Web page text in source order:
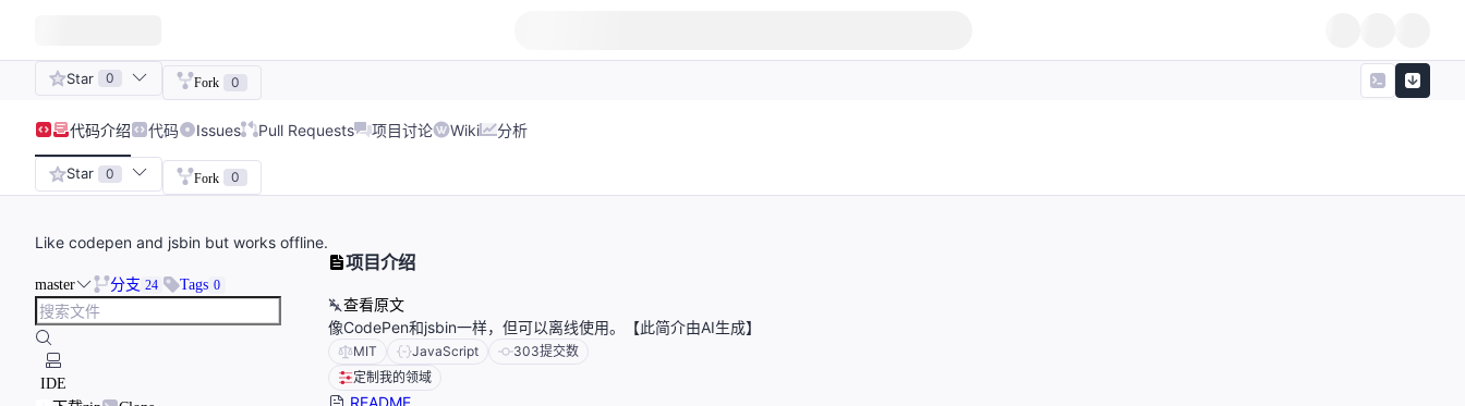
Star 0 Fork 0
代码介绍 代码 Issues Pull Requests 项目讨论 Wiki 分析
Star 0 Fork 0
Like codepen and jsbin but works offline.
master 分支 24 Tags 0
IDE
项目介绍
查看原文
像CodePen和jsbin一样，但可以离线使用。【此简介由AI生成】
MIT JavaScript 303提交数
定制我的领域